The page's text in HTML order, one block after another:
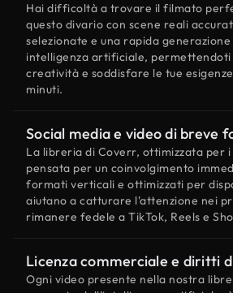
Hai difficoltà a trovare il filmato
questo divario con scene reali
selezionate e una rapida
intelligenza artificiale, permettendoti
creatività e soddisfare le tue
minuti.
Social media e video di breve
La libreria di Coverr, ottimizzata per i
pensata per un coinvolgimento
formati verticali e ottimizzati per
aiutano a catturare l'attenzione nei
rimanere fedele a TikTok, Reels e
Licenza commerciale e diritti
Ogni video presente nella nostra